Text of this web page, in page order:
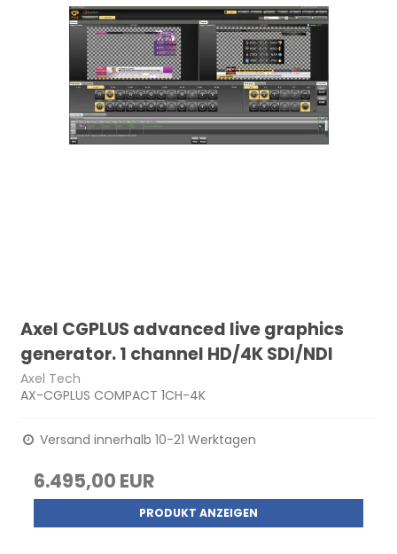
Axel CGPLUS advanced live graphics
generator. 1 channel HD/4K SDI/NDI
Axel Tech
AX-CGPLUS COMPACT 1CH-4K
Versand innerhalb 10-21 Werktagen
6.495,00 EUR
PRODUKT ANZEIGEN